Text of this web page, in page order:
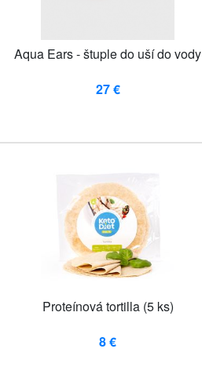
Aqua Ears - štuple do uší do vody
27 €
Proteínová tortilla (5 ks)
8 €